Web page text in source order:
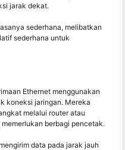
jarak dekat.
sederhana, melibatkan
sederhana untuk
Ethernet menggunakan
koneksi jaringan. Mereka
melalui router atau
berbagi pencetak.
data pada jarak jauh